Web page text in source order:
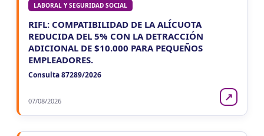
LABORAL Y SEGURIDAD SOCIAL
RIFL: COMPATIBILIDAD DE LA ALÍCUOTA
REDUCIDA DEL 5% CON LA DETRACCIÓN
ADICIONAL DE $10.000 PARA PEQUEÑOS
EMPLEADORES.
Consulta 87289/2026
07/08/2026 ↗